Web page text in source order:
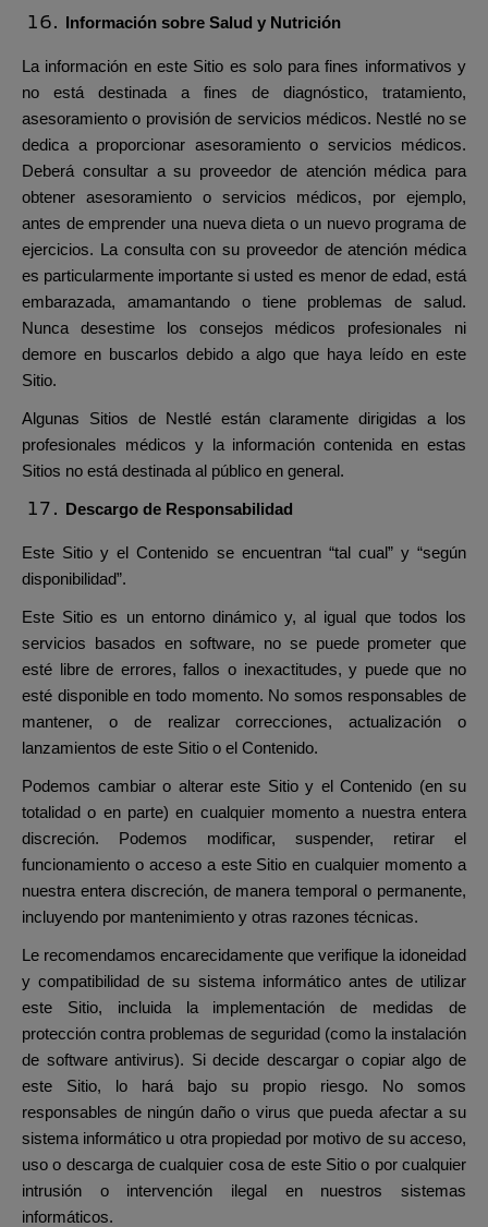
Información sobre Salud y Nutrición
La información en este Sitio es solo para fines informativos y
no está destinada a fines de diagnóstico, tratamiento,
asesoramiento o provisión de servicios médicos. Nestlé no se
dedica a proporcionar asesoramiento o servicios médicos.
Deberá consultar a su proveedor de atención médica para
obtener asesoramiento o servicios médicos, por ejemplo,
antes de emprender una nueva dieta o un nuevo programa de
ejercicios. La consulta con su proveedor de atención médica
es particularmente importante si usted es menor de edad, está
embarazada, amamantando o tiene problemas de salud.
Nunca desestime los consejos médicos profesionales ni
demore en buscarlos debido a algo que haya leído en este
Sitio.
Algunas Sitios de Nestlé están claramente dirigidas a los
profesionales médicos y la información contenida en estas
Sitios no está destinada al público en general.
Descargo de Responsabilidad
Este Sitio y el Contenido se encuentran “tal cual” y “según
disponibilidad”.
Este Sitio es un entorno dinámico y, al igual que todos los
servicios basados en software, no se puede prometer que
esté libre de errores, fallos o inexactitudes, y puede que no
esté disponible en todo momento. No somos responsables de
mantener, o de realizar correcciones, actualización o
lanzamientos de este Sitio o el Contenido.
Podemos cambiar o alterar este Sitio y el Contenido (en su
totalidad o en parte) en cualquier momento a nuestra entera
discreción. Podemos modificar, suspender, retirar el
funcionamiento o acceso a este Sitio en cualquier momento a
nuestra entera discreción, de manera temporal o permanente,
incluyendo por mantenimiento y otras razones técnicas.
Le recomendamos encarecidamente que verifique la idoneidad
y compatibilidad de su sistema informático antes de utilizar
este Sitio, incluida la implementación de medidas de
protección contra problemas de seguridad (como la instalación
de software antivirus). Si decide descargar o copiar algo de
este Sitio, lo hará bajo su propio riesgo. No somos
responsables de ningún daño o virus que pueda afectar a su
sistema informático u otra propiedad por motivo de su acceso,
uso o descarga de cualquier cosa de este Sitio o por cualquier
intrusión o intervención ilegal en nuestros sistemas
informáticos.